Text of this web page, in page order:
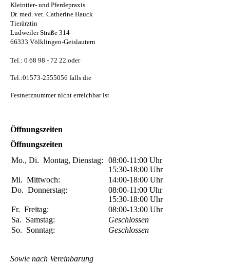
Kleintier- und Pferdepraxis
Dr. med. vet. Catherine Hauck
Tierärztin
Ludweiler Straße 314
66333 Völklingen-Geislautern
Tel.: 0 68 98 - 72 22 oder
Tel.:01573-2555056 falls die
Festnetznummer nicht erreichbar ist
Öffnungszeiten
Öffnungszeiten
Mo., Di. Montag, Dienstag: 08:00-11:00 Uhr
15:30-18:00 Uhr
Mi. Mittwoch: 14:00-18:00 Uhr
Do. Donnerstag: 08:00-11:00 Uhr
15:30-18:00 Uhr
Fr. Freitag: 08:00-13:00 Uhr
Sa. Samstag:
Geschlossen
So. Sonntag: Geschlossen
Sowie nach Vereinbarung